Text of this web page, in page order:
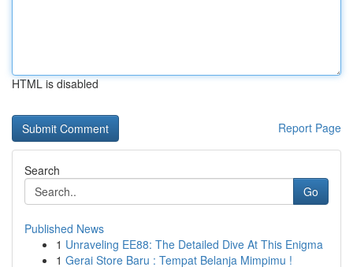
HTML is disabled
Report Page
Search
Go
Published News
1 Unraveling EE88: The Detailed Dive At This Enigma
1 Gerai Store Baru : Tempat Belanja Mimpimu !